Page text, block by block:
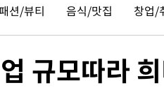
장
션/뷰티 음식/맛집 창업/
규모따라